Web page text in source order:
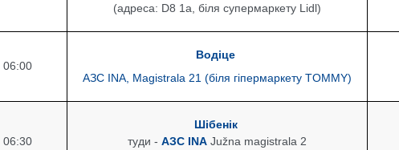
(адреса: D8 1a, біля супермаркету Lidl)
06:00
Водіце
АЗС INA, Magistrala 21 (біля гіпермаркету TOMMY)
06:30
Шібенік
туди - АЗС ІNA Južna magistrala 2